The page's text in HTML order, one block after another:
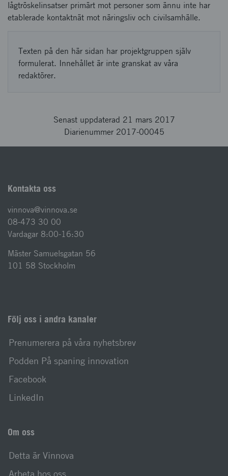
lågtröskelinsatser primärt mot personer som ännu inte har
etablerade kontaktnät mot näringsliv och civilsamhälle.
Texten på den här sidan har projektgruppen själv
formulerat. Innehållet är inte granskat av våra
redaktörer.
Senast uppdaterad 21 mars 2017
Diarienummer 2017-00045
Kontakta oss
vinnova@vinnova.se
08-473 30 00
Vardagar 8:00-16:30
Mäster Samuelsgatan 56
101 58 Stockholm
Följ oss i andra kanaler
Prenumerera på våra nyhetsbrev
Podden På spaning innovation
Facebook
LinkedIn
Om oss
Detta är Vinnova
Arbeta hos oss